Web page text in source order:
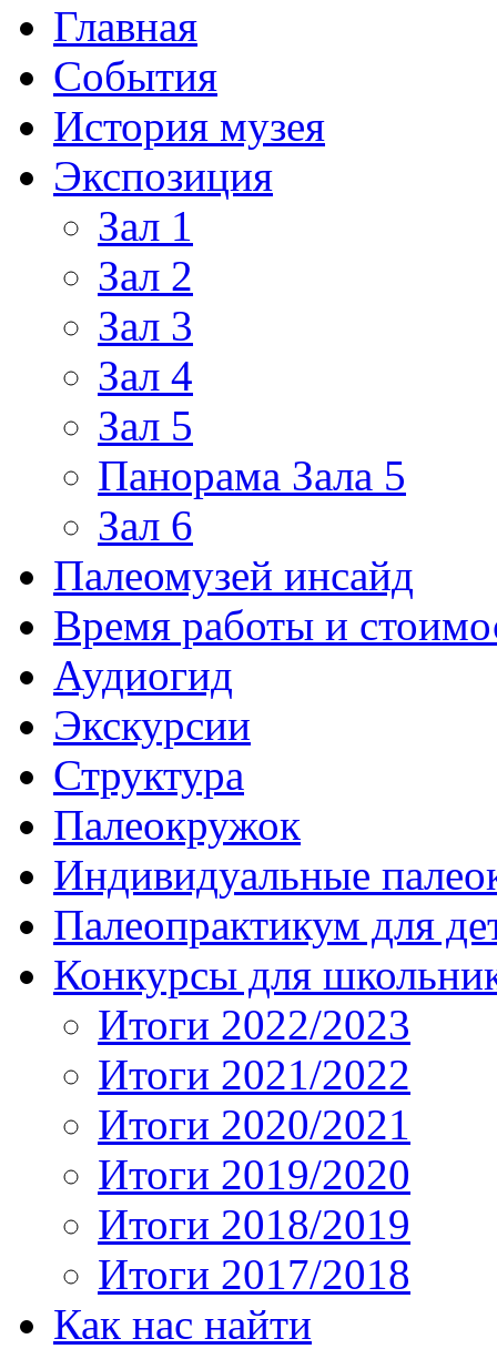
Главная
События
История музея
Экспозиция
Зал 1
Зал 2
Зал 3
Зал 4
Зал 5
Панорама Зала 5
Зал 6
Палеомузей инсайд
Время работы и
Аудиогид
Экскурсии
Структура
Палеокружок
Индивидуальные
Палеопрактикум для
Конкурсы для
Итоги 2022/2023
Итоги 2021/2022
Итоги 2020/2021
Итоги 2019/2020
Итоги 2018/2019
Итоги 2017/2018
Как нас найти